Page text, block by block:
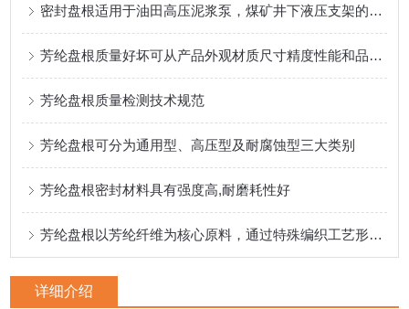
密封盘根适用于油田高压泥浆泵，煤矿井下液压支架的盘根
芳纶盘根质量好坏可从产品外观材质尺寸精度性能和品牌来入手
芳纶盘根质量检测技术规范
芳纶盘根可分为通用型、高压型及耐腐蚀型三大类别
芳纶盘根密封材料具有强度高,耐磨耗性好
芳纶盘根以芳纶纤维为核心原料，通过特殊编织工艺形成致密结构
详细介绍